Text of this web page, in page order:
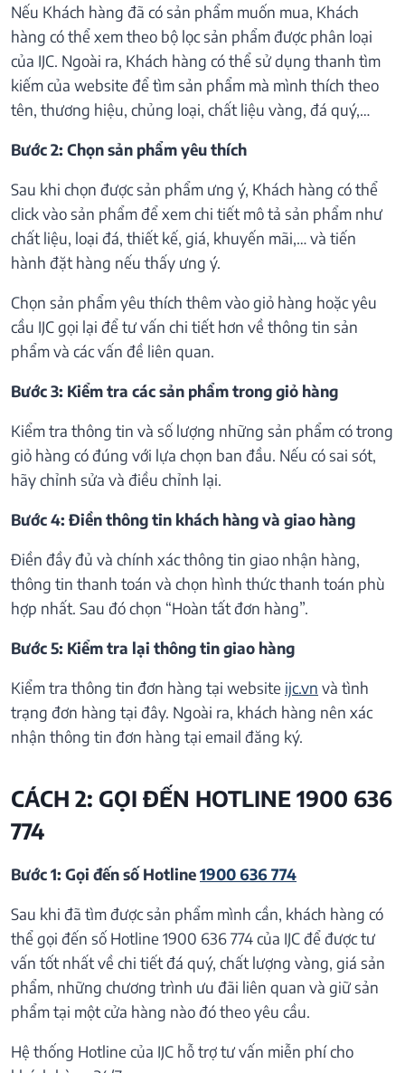
Nếu Khách hàng đã có sản phẩm muốn mua, Khách
hàng có thể xem theo bộ lọc sản phẩm được phân loại
của IJC. Ngoài ra, Khách hàng có thể sử dụng thanh tìm
kiếm của website để tìm sản phẩm mà mình thích theo
tên, thương hiệu, chủng loại, chất liệu vàng, đá quý,…
Bước 2: Chọn sản phẩm yêu thích
Sau khi chọn được sản phẩm ưng ý, Khách hàng có thể
click vào sản phẩm để xem chi tiết mô tả sản phẩm như
chất liệu, loại đá, thiết kế, giá, khuyến mãi,… và tiến
hành đặt hàng nếu thấy ưng ý.
Chọn sản phẩm yêu thích thêm vào giỏ hàng hoặc yêu
cầu IJC gọi lại để tư vấn chi tiết hơn về thông tin sản
phẩm và các vấn đề liên quan.
Bước 3: Kiểm tra các sản phẩm trong giỏ hàng
Kiểm tra thông tin và số lượng những sản phẩm có trong
giỏ hàng có đúng với lựa chọn ban đầu. Nếu có sai sót,
hãy chỉnh sửa và điều chỉnh lại.
Bước 4: Điền thông tin khách hàng và giao hàng
Điền đầy đủ và chính xác thông tin giao nhận hàng,
thông tin thanh toán và chọn hình thức thanh toán phù
hợp nhất. Sau đó chọn “Hoàn tất đơn hàng”.
Bước 5: Kiểm tra lại thông tin giao hàng
Kiểm tra thông tin đơn hàng tại website ijc.vn và tình
trạng đơn hàng tại đây. Ngoài ra, khách hàng nên xác
nhận thông tin đơn hàng tại email đăng ký.
CÁCH 2: GỌI ĐẾN HOTLINE 1900 636
774
Bước 1: Gọi đến số Hotline1900 636 774
Sau khi đã tìm được sản phẩm mình cần, khách hàng có
thể gọi đến số Hotline 1900 636 774 của IJC để được tư
vấn tốt nhất về chi tiết đá quý, chất lượng vàng, giá sản
phẩm, những chương trình ưu đãi liên quan và giữ sản
phẩm tại một cửa hàng nào đó theo yêu cầu.
Hệ thống Hotline của IJC hỗ trợ tư vấn miễn phí cho